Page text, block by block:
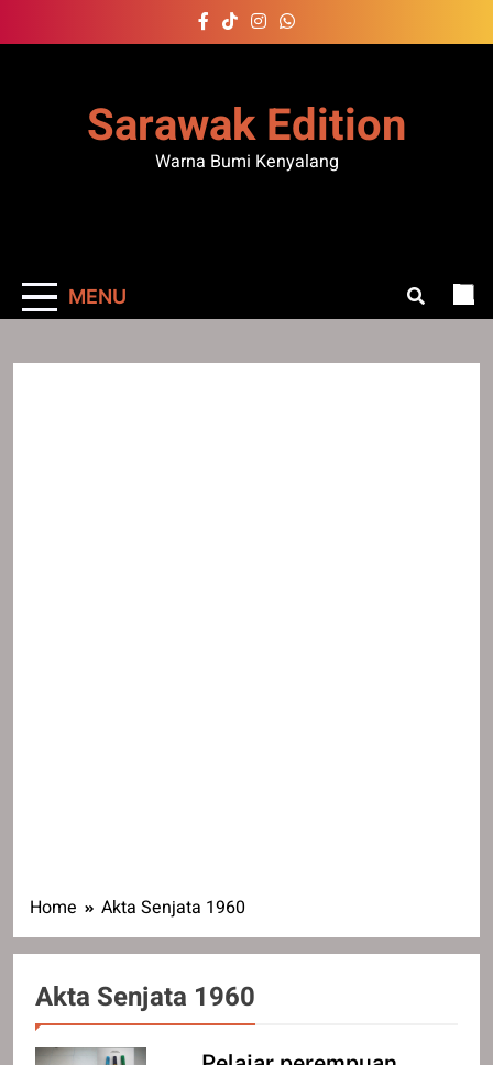
to
Sarawak Edition
Warna Bumi Kenyalang
MENU
Home Akta Senjata 1960
Akta Senjata 1960